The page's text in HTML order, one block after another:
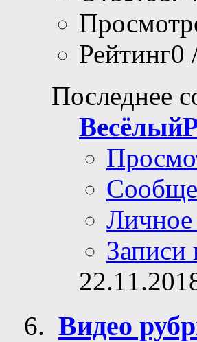
Ответов:
Рейтинг0
Последнее
Записи